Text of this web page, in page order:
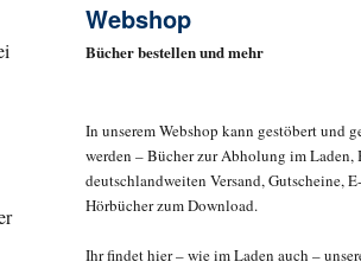
Webshop
Bücher bestellen und mehr
In unserem Webshop kann gestöbert und
werden – Bücher zur Abholung im Laden,
deutschlandweiten Versand, Gutscheine,
Hörbücher zum Download.
Ihr findet hier – wie im Laden auch –